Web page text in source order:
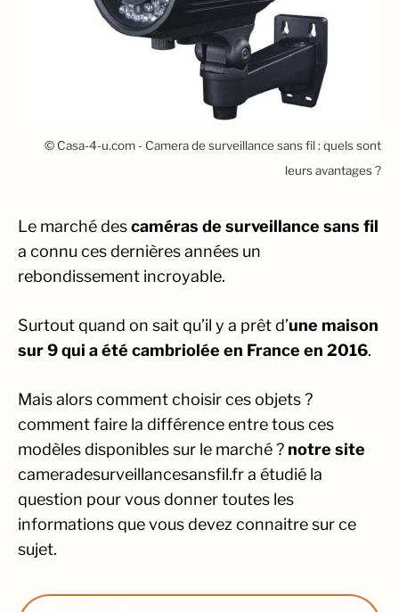
© Casa-4-u.com - Camera de surveillance sans fil : quels sont
leurs avantages ?
Le marché descaméras de surveillance sans fil
a connu ces dernières années un
rebondissement incroyable.
Surtout quand on sait qu’il y a prêt d’une maison
sur 9 qui a été cambriolée en France en 2016.
Mais alors comment choisir ces objets ?
comment faire la différence entre tous ces
modèles disponibles sur le marché ? notre site
cameradesurveillancesansfil.fr a étudié la
question pour vous donner toutes les
informations que vous devez connaitre sur ce
sujet.